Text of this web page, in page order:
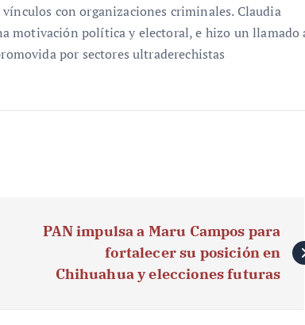
con organizaciones criminales. Claudia
motivación política y electoral, e hizo un llamado
por sectores ultraderechistas
PAN impulsa a Maru Campos para
fortalecer su posición en
Chihuahua y elecciones futuras